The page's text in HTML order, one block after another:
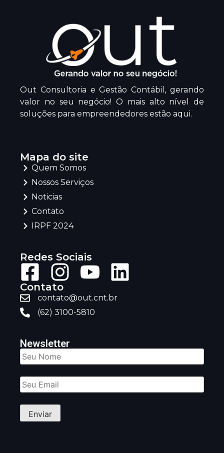
Out Consultoria e Gestão Contábil, gerando
valor no seu negócio! O mais alto nível de
soluções para empreendedores estão aqui.
Mapa do site
Quem Somos
Nossos Serviços
Noticias
Contato
IRPF 2024
Redes Sociais
Contato
contato@out.cnt.br
(62) 3100-5810
Newsletter